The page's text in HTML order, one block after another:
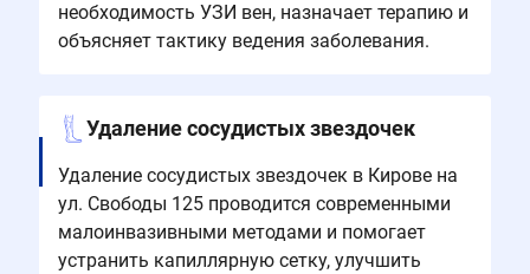
необходимость УЗИ вен, назначает терапию и
объясняет тактику ведения заболевания.
Удаление сосудистых звездочек
Удаление сосудистых звездочек в Кирове на
ул. Свободы 125 проводится современными
малоинвазивными методами и помогает
устранить капиллярную сетку, улучшить